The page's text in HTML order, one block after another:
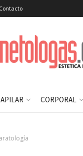
Contacto
CORPORAL